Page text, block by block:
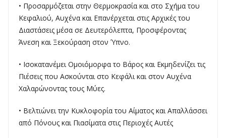
• Προσαρμόζεται στην Θερμοκρασία και στο Σχήμα του
Κεφαλιού, Αυχένα και Επανέρχεται στις Αρχικές του
Διαστάσεις μέσα σε Δευτερόλεπτα, Προσφέροντας
Άνεση και Ξεκούραση στον Ύπνο.
• Ισοκατανέμει Ομοιόμορφα το Βάρος και Εκμηδενίζει τις
Πιέσεις που Ασκούνται στο Κεφάλι και στον Αυχένα
Χαλαρώνοντας τους Μύες.
• Βελτιώνει την Κυκλοφορία του Αίματος και Απαλλάσσει
από Πόνους και Πιασίματα στις Περιοχές Αυτές